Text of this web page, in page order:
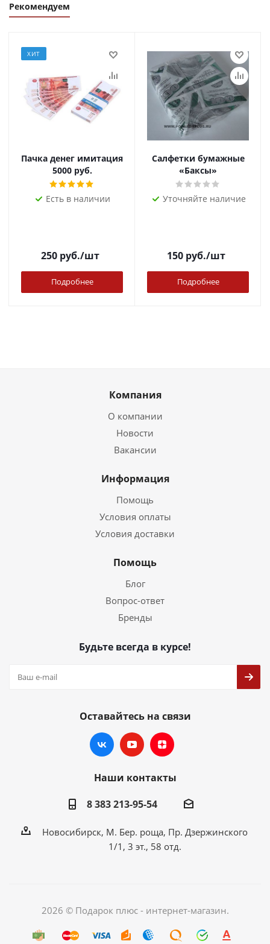
Рекомендуем
ХИТ
Пачка денег имитация
5000 руб.
Есть в наличии
250руб./шт
Подробнее
Салфетки бумажные
«Баксы»
Уточняйте наличие
150руб./шт
Подробнее
Компания
О компании
Новости
Вакансии
Информация
Помощь
Условия оплаты
Условия доставки
Помощь
Блог
Вопрос-ответ
Бренды
Будьте всегда в курсе!
Оставайтесь на связи
Наши контакты
8 383 213-95-54
Новосибирск, М. Бер. роща, Пр. Дзержинского
1/1, 3 эт., 58 отд.
2026 © Подарок плюс - интернет-магазин.